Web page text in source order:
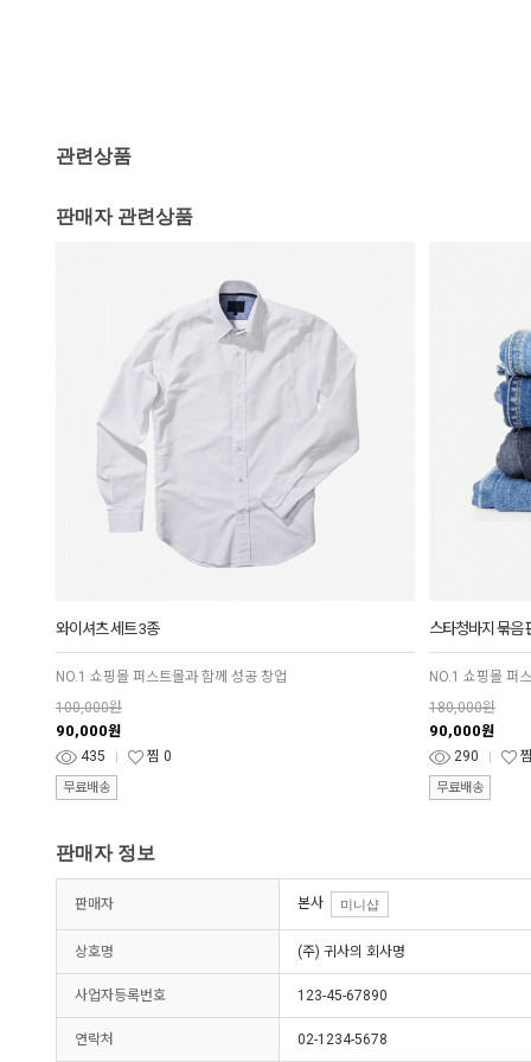
관련상품
판매자 관련상품
와이셔츠 세트 3종
NO.1 쇼핑몰 퍼스트몰과 함께 성공 창업
100,000원
90,000원
435
찜 0
무료배송
스타청바지 묶음
NO.1 쇼핑몰 퍼
180,000원
90,000원
290
찜
무료배송
판매자 정보
판매자 본사 미니샵
상호명 (주) 귀사의 회사명
사업자등록번호 123-45-67890
연락처 02-1234-5678